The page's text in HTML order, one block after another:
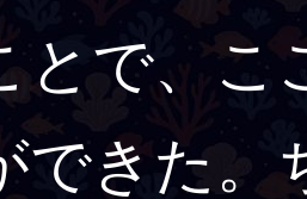
とで、こ
できた。